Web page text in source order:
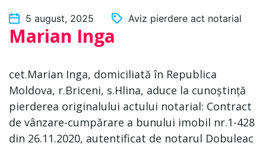
5 august, 2025 Aviz pierdere act notarial
Marian Inga
cet.Marian Inga, domiciliată în Republica
Moldova, r.Briceni, s.Hlina, aduce la cunoștință
pierderea originalului actului notarial: Contract
de vânzare-cumpărare a bunului imobil nr.1-428
din 26.11.2020, autentificat de notarul Dobuleac